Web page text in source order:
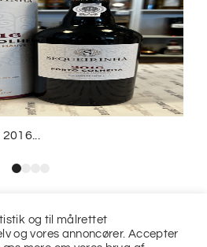
og til målrettet
og vores annoncører. Accepter